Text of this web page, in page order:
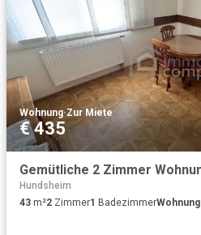
Wohnung·Zur Miete
€ 435
Hundsheim
43 m²2 Zimmer1 BadezimmerWohnung